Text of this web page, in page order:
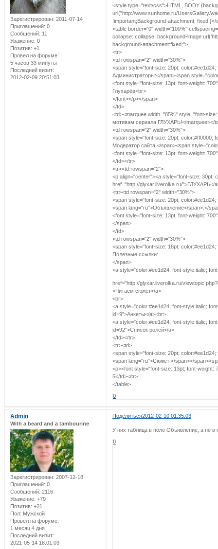
Зарегистрирован: 2011-07-14
Приглашений: 0
Сообщений: 11
Уважение: 0
Позитив: +1
Провел на форуме:
5 часов 33 минуты
Последний визит:
2012-02-09 20:51:03
<style type="text/css">HTML, BODY
url("http://www.sunhome.ru/UsersGallery/
!important;Background-attachment: fixed;}</
<table border="0" width="100%"
collapse: collapse; background-
background-attachment:fixed;">
<tr>
<td rowspan="2" width="30%">
<span style="font-size: 20pt;
Администраторы:</span><span
<font style="font-size: 13pt; font-weight:
Глухарёв<br>
</font></p></span>
</td>
<td><marquee width="85%" style="font-
мотивам сериала ГЛУХАРЬ!</marquee></
<td rowspan="2" width="30%">
<span style="font-size: 20pt; color:#ff0000;
Модератор сайта:</span><span
<font style="font-size: 13pt; font-weight:
</td></tr>
<tr><td rowspan="2">
<p align="center"><a style="font-size: 30pt;
href="http://glyxar.liverolka.ru/">ГЛУХАРЬ</
<tr><td rowspan="2" width="30%">
<span style="font-size: 20pt;
<span lang="ru">Объявление</span>:</
<font style="font-size: 13pt; font-weight:
</span>
</td>
<td rowspan="2" width="30%">
<span style="font-size: 18pt;
Полезные ссылки:
</span>
<a style="color:#ee1d24; font-style:italic;
href="http://glyxar.liverolka.ru/
>Читаем сюжет</a>
<br>
<a style="color:#ee1d24; font-style:italic;
id=9">Анкеты</a><br>
<a style="color:#ee1d24; font-style:italic;
id=92">Список ролей</a>
</td></tr>
<tr><td>
<span style="font-size: 20pt;
<span lang="ru">Сюжет:</span></
<p><font style="font-size: 13pt; font-
5</td></tr>
</table>
0
Поделиться2012-02-10 01:35:03
Admin
With a beard and a tambourine
Зарегистрирован: 2007-12-18
Приглашений: 0
Сообщений: 2116
Уважение: +79
Позитив: +21
Пол: Мужской
Провел на форуме:
1 месяц 4 дня
Последний визит:
2021-05-14 18:01:03
У них таблица в поле Объявление, а не в
0